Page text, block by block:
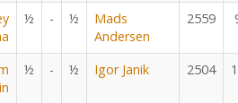
½ - ½
Mads
Andersen
2559
½ - ½ Igor Janik 2504